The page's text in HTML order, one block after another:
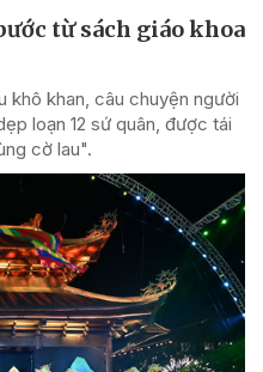
từ sách giáo khoa
khô khan, câu chuyện người
loạn 12 sứ quân, được tái
cờ lau".